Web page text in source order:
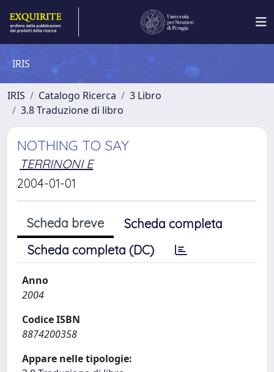
IRIS
IRIS Catalogo Ricerca
3 Libro
3.8 Traduzione di libro
NOTHING TO SAY
TERRINONI E
2004-01-01
Scheda breve
Scheda completa
Scheda completa (DC)
Anno
2004
Codice ISBN
8874200358
Appare nelle tipologie: